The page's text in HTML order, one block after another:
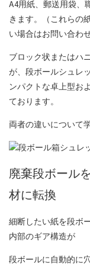
A4用紙、郵送用袋、
きます。（これらの
い場合はお問い合わ
ブロック状またはハ
が、段ボールシュレ
ンパクトな卓上型お
ております。
両者の違いについて
廃棄段ボール
材に転換
細断したい紙を段ボ
内部のギア構造が
段ボールに自動的に